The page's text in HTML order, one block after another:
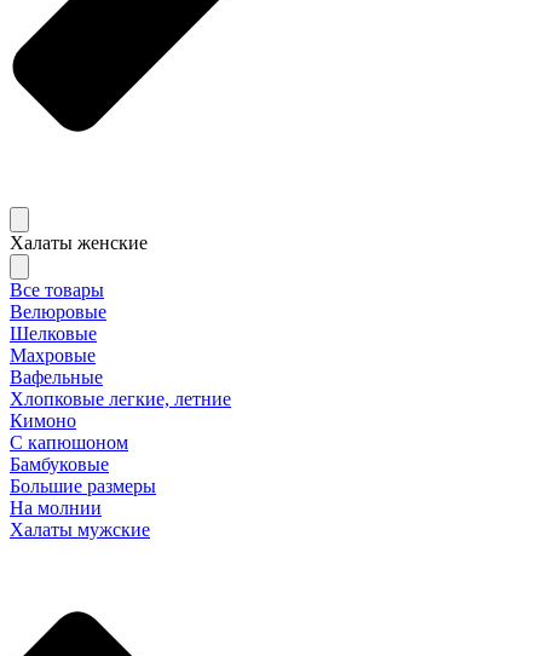
Халаты женские
Все товары
Велюровые
Шелковые
Махровые
Вафельные
Хлопковые легкие, летние
Кимоно
С капюшоном
Бамбуковые
Большие размеры
На молнии
Халаты мужские